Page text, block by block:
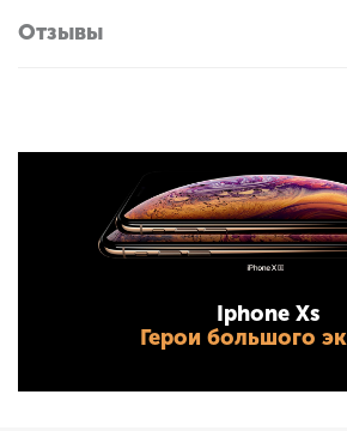
Отзывы
Iphone Xs
Герои большого